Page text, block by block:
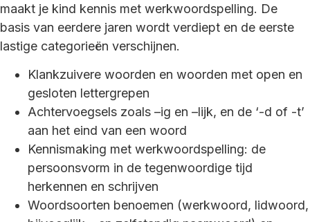
maakt je kind kennis met werkwoordspelling. De
basis van eerdere jaren wordt verdiept en de eerste
lastige categorieën verschijnen.
Klankzuivere woorden en woorden met open en
gesloten lettergrepen
Achtervoegsels zoals –ig en –lijk, en de ‘-d of -t’
aan het eind van een woord
Kennismaking met werkwoordspelling: de
persoonsvorm in de tegenwoordige tijd
herkennen en schrijven
Woordsoorten benoemen (werkwoord, lidwoord,